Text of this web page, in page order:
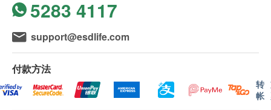
日常配合：熏蒸只是辅助缓解，还需配合减少用眼疲
等综合管理。
如需粤语就诊服务，请至少提前2个工作天告知客
外费用）。
二、检查报告领取与讲解服务说明
报告讲解服务：完成套餐内各项检查后，专科医生
将为您提供一对一的专业讲解，详细分析检查结
5283 4117
support@esdlife.com
付款方法
转
帐